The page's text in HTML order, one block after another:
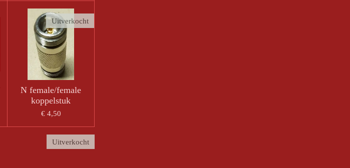
Uitverkocht
N female/female
koppelstuk
€ 4,50
Uitverkocht